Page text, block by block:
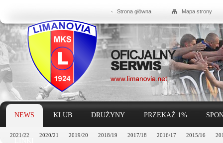
Strona główna Mapa strony
NEWS
2021/22 2020/21 2019/20 2018/19 2017/18 2016/17 2015/16
KLUB DRUŻYNY PRZEKAŻ 1%